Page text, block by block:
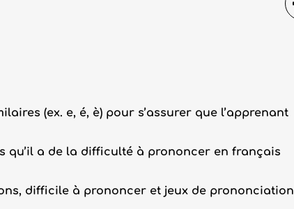
(ex. e, é, è) pour s’assurer que l’apprenant
qu’il a de la difficulté à prononcer en français
difficile à prononcer et jeux de prononciation